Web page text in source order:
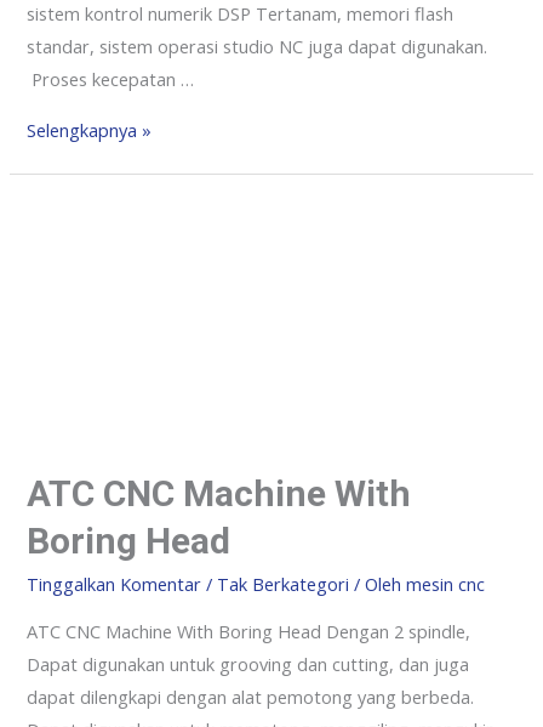
sistem kontrol numerik DSP Tertanam, memori flash
standar, sistem operasi studio NC juga dapat digunakan.
Proses kecepatan …
Selengkapnya »
ATC CNC Machine With
Boring Head
Tinggalkan Komentar / Tak Berkategori / Olehmesin cnc
ATC CNC Machine With Boring Head Dengan 2 spindle,
Dapat digunakan untuk grooving dan cutting, dan juga
dapat dilengkapi dengan alat pemotong yang berbeda.